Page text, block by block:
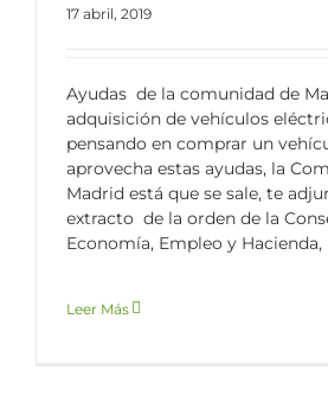
17 abril, 2019
Ayudas de la comunidad de
adquisición de vehículos
pensando en comprar un
aprovecha estas ayudas, la
Madrid está que se sale, te
extracto de la orden de la
Economía, Empleo y Hacienda,
Leer Más